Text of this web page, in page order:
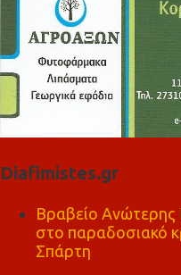
Diafimistes.gr
Βραβείο
στο παραδοσιακό
Σπάρτη